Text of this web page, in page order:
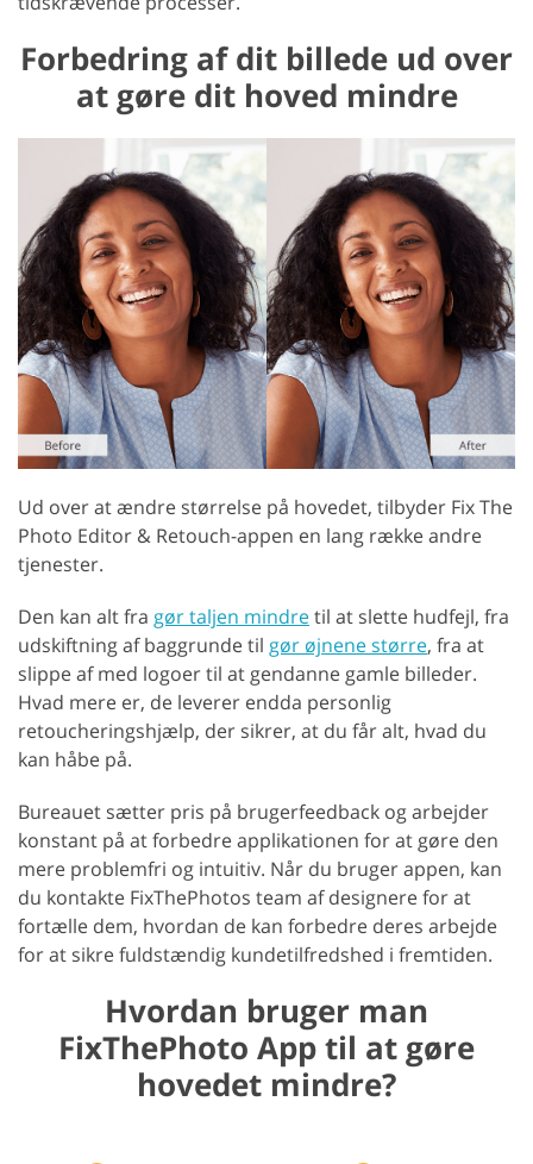
Forbedring af dit billede ud over
at gøre dit hoved mindre
Ud over at ændre størrelse på hovedet, tilbyder Fix The
Photo Editor & Retouch-appen en lang række andre
tjenester.
Den kan alt fra gør taljen mindretil at slette hudfejl, fra
udskiftning af baggrunde til gør øjnene større, fra at
slippe af med logoer til at gendanne gamle billeder.
Hvad mere er, de leverer endda personlig
retoucheringshjælp, der sikrer, at du får alt, hvad du
kan håbe på.
Bureauet sætter pris på brugerfeedback og arbejder
konstant på at forbedre applikationen for at gøre den
mere problemfri og intuitiv. Når du bruger appen, kan
du kontakte FixThePhotos team af designere for at
fortælle dem, hvordan de kan forbedre deres arbejde
for at sikre fuldstændig kundetilfredshed i fremtiden.
Hvordan bruger man
FixThePhoto App til at gøre
hovedet mindre?